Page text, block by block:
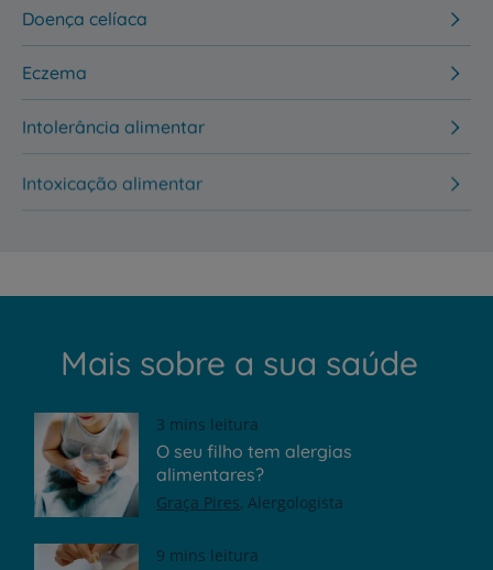
Doença celíaca
Eczema
Intolerância alimentar
Intoxicação alimentar
Mais sobre a sua saúde
3 mins leitura
O seu filho tem alergias
alimentares?
Graça Pires Alergologista
9 mins leitura